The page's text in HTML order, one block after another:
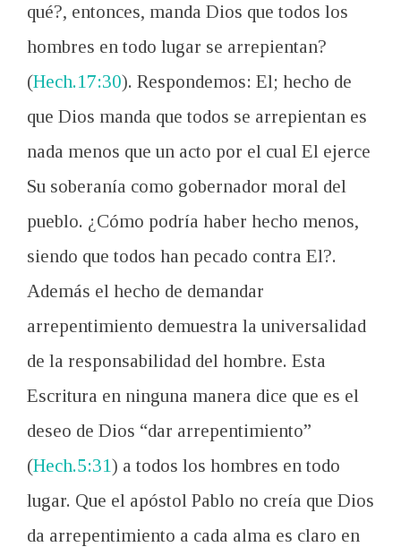
qué?, entonces, manda Dios que todos los
hombres en todo lugar se arrepientan?
(Hech.17:30). Respondemos: El; hecho de
que Dios manda que todos se arrepientan es
nada menos que un acto por el cual El ejerce
Su soberanía como gobernador moral del
pueblo. ¿Cómo podría haber hecho menos,
siendo que todos han pecado contra El?.
Además el hecho de demandar
arrepentimiento demuestra la universalidad
de la responsabilidad del hombre. Esta
Escritura en ninguna manera dice que es el
deseo de Dios “dar arrepentimiento”
(Hech.5:31) a todos los hombres en todo
lugar. Que el apóstol Pablo no creía que Dios
da arrepentimiento a cada alma es claro en